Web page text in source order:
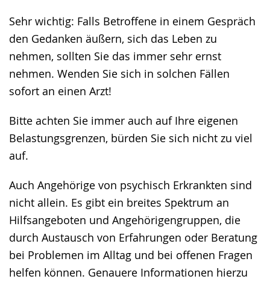
Sehr wichtig: Falls Betroffene in einem Gespräch
den Gedanken äußern, sich das Leben zu
nehmen, sollten Sie das immer sehr ernst
nehmen. Wenden Sie sich in solchen Fällen
sofort an einen Arzt!
Bitte achten Sie immer auch auf Ihre eigenen
Belastungsgrenzen, bürden Sie sich nicht zu viel
auf.
Auch Angehörige von psychisch Erkrankten sind
nicht allein. Es gibt ein breites Spektrum an
Hilfsangeboten und Angehörigengruppen, die
durch Austausch von Erfahrungen oder Beratung
bei Problemen im Alltag und bei offenen Fragen
helfen können. Genauere Informationen hierzu